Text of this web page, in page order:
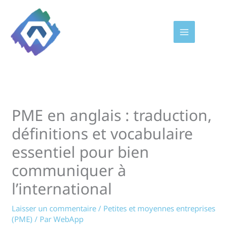
contenu
PME en anglais : traduction,
définitions et vocabulaire
essentiel pour bien
communiquer à
l’international
Laisser un commentaire / Petites et moyennes entreprises
(PME) / ParWebApp